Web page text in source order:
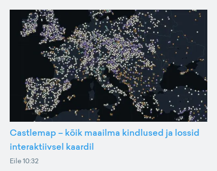
Castlemap – kõik maailma kindlused ja lossid
interaktiivsel kaardil
Eile 10:32